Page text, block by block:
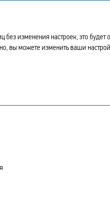
изменения настроек, это будет
вы можете изменить ваши